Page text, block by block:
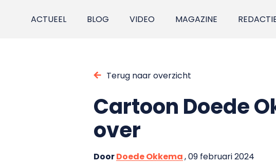
ACTUEEL BLOG VIDEO MAGAZINE
Terug naar overzicht
Cartoon Doede
over
DoorDoede Okkema, 09 februari 2024